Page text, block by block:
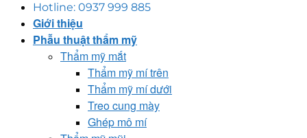
Hotline: 0937 999 885
Giới thiệu
Phẫu thuật thẩm mỹ
Thẩm mỹ mắt
Thẩm mỹ mí trên
Thẩm mỹ mí dưới
Treo cung mày
Ghép mô mí